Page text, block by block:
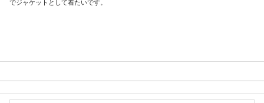
でジャケットとして着たいです。